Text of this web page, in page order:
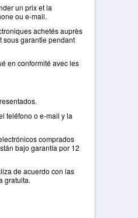
un prix et la
ou e-mail.
achetés auprès
sous garantie pendant
en conformité avec les
teléfono o e-mail y la
comprados
bajo garantía por 12
de acuerdo con las
gratuita.